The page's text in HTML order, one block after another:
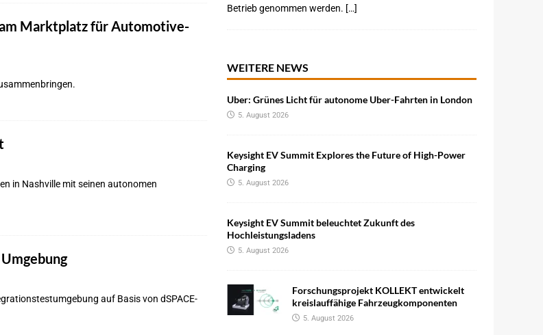
Marktplatz für Automotive-
in Nashville mit seinen autonomen
auf Basis von dSPACE-
Betrieb genommen werden. […]
WEITERE NEWS
Uber: Grünes Licht für autonome Uber-Fahrten in London
5. August 2026
Keysight EV Summit Explores the Future of High-Power
Charging
5. August 2026
Keysight EV Summit beleuchtet Zukunft des
Hochleistungsladens
5. August 2026
Forschungsprojekt KOLLEKT entwickelt
kreislauffähige Fahrzeugkomponenten
5. August 2026